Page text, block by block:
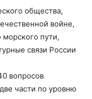
общества,
войне,
пути,
связи России
вопросов
части по уровню